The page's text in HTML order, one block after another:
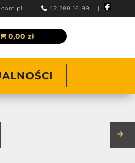
| 42 288 16 99 |
0,00 zł
→